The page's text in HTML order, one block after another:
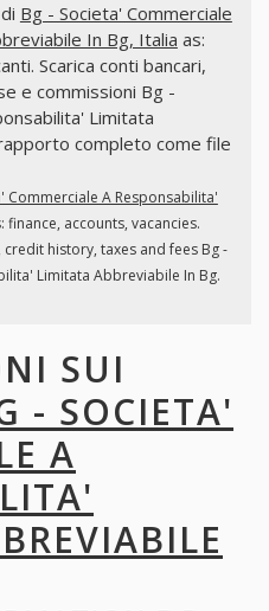
Bg - Societa' Commerciale
In Bg, Italia as:
Scarica conti bancari,
e commissioni Bg -
Limitata
completo come file
Commerciale A Responsabilita'
finance, accounts, vacancies.
history, taxes and fees Bg -
Limitata Abbreviabile In Bg.
SUI
- SOCIETA'
A